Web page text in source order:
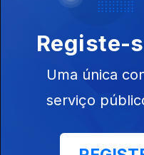
27 nov. 2016
António Macedo
Figueiredo, autora
surpreendentes
Registe-
Uma única
serviço